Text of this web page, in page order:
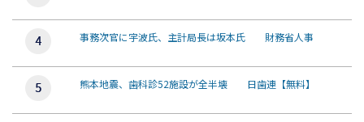
事務次官に宇波氏、主計局長は坂本氏 財務省人事
熊本地震、歯科診52施設が全半壊 日歯連【無料】